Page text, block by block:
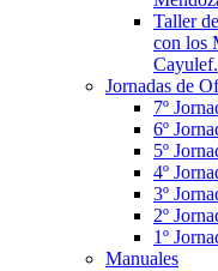
Taller
con los
Cayulef.
Jornadas de
7º
6º
5º
4º
3º
2º
1º
Manuales